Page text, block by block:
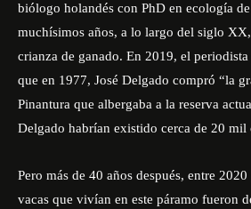
biólogo holandés con PhD en ecología
muchísimos años, a lo largo del siglo
crianza de ganado. En 2019, el
que en 1977, José Delgado compró “la
Pinantura que albergaba a la reserva
Delgado habrían existido cerca de 20 mil
Pero más de 40 años después, entre
vacas que vivían en este páramo fueron